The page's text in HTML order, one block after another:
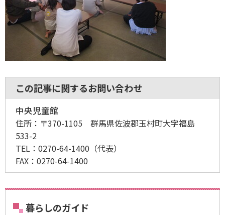
この記事に関するお問い合わせ
中央児童館
住所： 〒370-1105 群馬県佐波郡玉村町大字福島
533-2
TEL： 0270-64-1400 （代表）
FAX： 0270-64-1400
暮らしのガイド